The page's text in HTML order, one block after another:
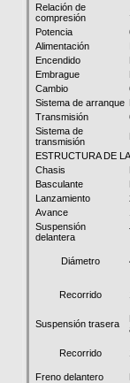
Relación de
compresión
Potencia
Alimentación
Encendido
Embrague
Cambio
Sistema de arranque
Transmisión
Sistema de
transmisión
ESTRUCTURA DE
Chasis
Basculante
Lanzamiento
Avance
Suspensión
delantera
Diámetro
Recorrido
Suspensión trasera
Recorrido
Freno delantero